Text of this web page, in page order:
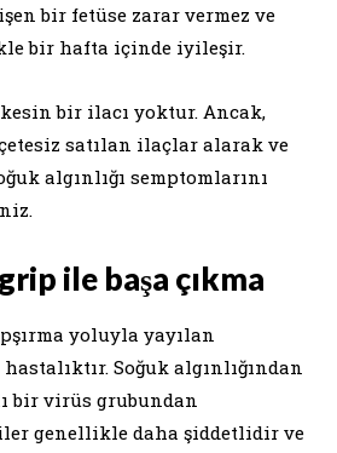
bir fetüse zarar vermez ve
bir hafta içinde iyileşir.
kesin bir ilacı yoktur. Ancak,
satılan ilaçlar alarak ve
algınlığı semptomlarını
ile başa çıkma
yoluyla yayılan
Soğuk algınlığından
bir virüs grubundan
genellikle daha şiddetlidir ve